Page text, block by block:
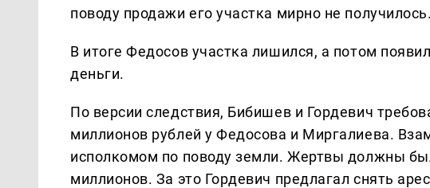
поводу продажи его участка мирно не получилось.
В итоге Федосов участка лишился, а потом
деньги.
По версии следствия, Бибишев и Гордевич
миллионов рублей у Федосова и Миргалиева.
исполкомом по поводу земли. Жертвы должны
миллионов. За это Гордевич предлагал снять